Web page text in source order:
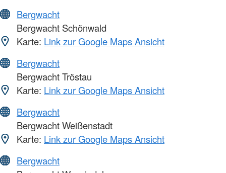
Bergwacht
Bergwacht Schönwald
Karte: Link zur Google Maps Ansicht
Bergwacht
Bergwacht Tröstau
Karte: Link zur Google Maps Ansicht
Bergwacht
Bergwacht Weißenstadt
Karte: Link zur Google Maps Ansicht
Bergwacht